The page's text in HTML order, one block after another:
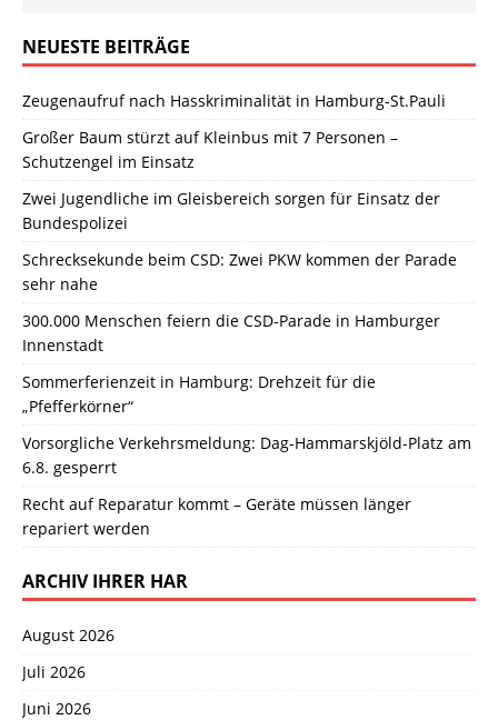
NEUESTE BEITRÄGE
Zeugenaufruf nach Hasskriminalität in Hamburg-St.Pauli
Großer Baum stürzt auf Kleinbus mit 7 Personen –
Schutzengel im Einsatz
Zwei Jugendliche im Gleisbereich sorgen für Einsatz der
Bundespolizei
Schrecksekunde beim CSD: Zwei PKW kommen der Parade
sehr nahe
300.000 Menschen feiern die CSD-Parade in Hamburger
Innenstadt
Sommerferienzeit in Hamburg: Drehzeit für die
„Pfefferkörner“
Vorsorgliche Verkehrsmeldung: Dag-Hammarskjöld-Platz am
6.8. gesperrt
Recht auf Reparatur kommt – Geräte müssen länger
repariert werden
ARCHIV IHRER HAR
August 2026
Juli 2026
Juni 2026